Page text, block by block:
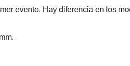
evento. Hay diferencia en los